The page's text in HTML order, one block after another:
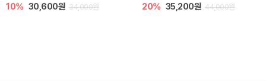
20% 11,200원 14,000원 10% 24,300원 27,000원